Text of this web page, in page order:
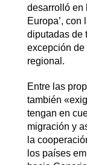
desarrolló en
Europa’,
diputadas de
excepción de
regional.
Entre las
también
tengan en
migración y
la
los países